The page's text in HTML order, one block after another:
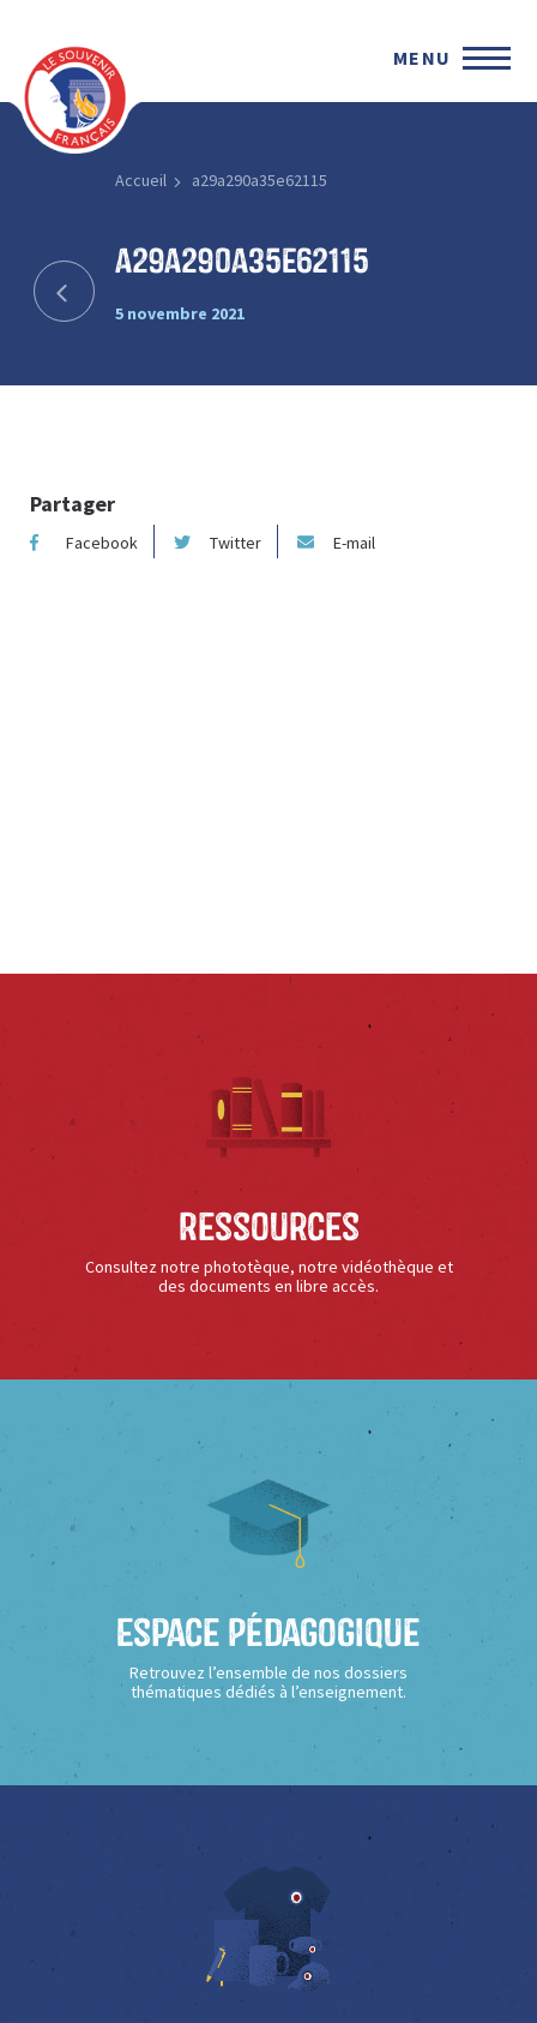
MENU
Accueil a29a290a35e62115
a29a290a35e62115
5 novembre 2021
Partager
Facebook Twitter E-mail
Ressources
Consultez notre phototèque, notre vidéothèque et
des documents en libre accès.
Espace Pédagogique
Retrouvez l’ensemble de nos dossiers
thématiques dédiés à l’enseignement.